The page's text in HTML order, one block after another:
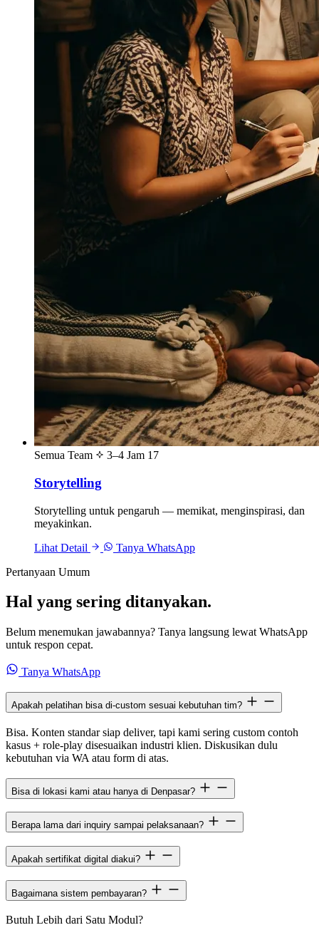
Semua Team 3–4 Jam 17
Storytelling
Storytelling untuk pengaruh — memikat, menginspirasi, dan
meyakinkan.
Lihat Detail
Tanya WhatsApp
Pertanyaan Umum
Hal yang sering ditanyakan.
Belum menemukan jawabannya? Tanya langsung lewat WhatsApp
untuk respon cepat.
Tanya WhatsApp
Apakah pelatihan bisa di-custom sesuai kebutuhan tim?
Bisa. Konten standar siap deliver, tapi kami sering custom contoh
kasus + role-play disesuaikan industri klien. Diskusikan dulu
kebutuhan via WA atau form di atas.
Bisa di lokasi kami atau hanya di Denpasar?
Berapa lama dari inquiry sampai pelaksanaan?
Apakah sertifikat digital diakui?
Bagaimana sistem pembayaran?
Butuh Lebih dari Satu Modul?